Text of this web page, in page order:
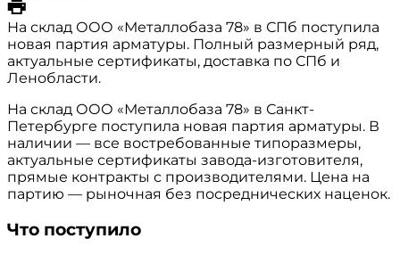
На склад ООО «Металлобаза 78» в СПб поступила
новая партия арматуры. Полный размерный ряд,
актуальные сертификаты, доставка по СПб и
Ленобласти.
На склад ООО «Металлобаза 78» в Санкт-
Петербурге поступила новая партия арматуры. В
наличии — все востребованные типоразмеры,
актуальные сертификаты завода-изготовителя,
прямые контракты с производителями. Цена на
партию — рыночная без посреднических наценок.
Что поступило